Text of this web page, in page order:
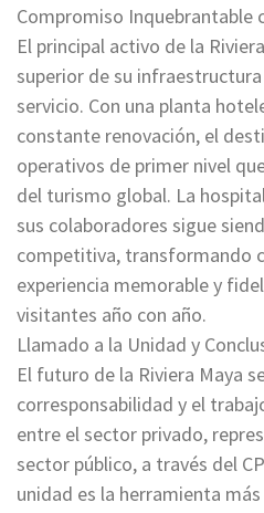
Compromiso Inquebrantable
El principal activo de la
superior de su
servicio. Con una planta
constante renovación, el
operativos de primer nivel
del turismo global. La
sus colaboradores sigue
competitiva, transformando
experiencia memorable y
visitantes año con año.
Llamado a la Unidad y
El futuro de la Riviera Maya
corresponsabilidad y el
entre el sector privado,
sector público, a través del
unidad es la herramienta